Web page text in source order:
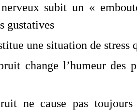
subit un «
gustatives
une situation de
change l’humeur des
ne cause pas